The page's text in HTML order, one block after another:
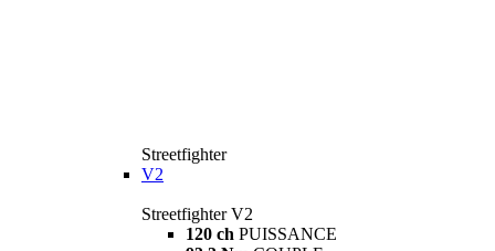
Streetfighter
V2
Streetfighter V2
120 ch PUISSANCE